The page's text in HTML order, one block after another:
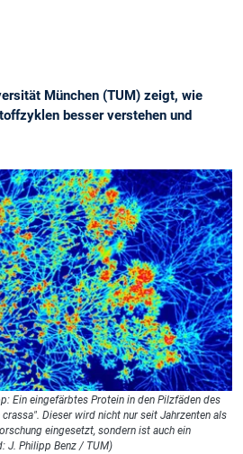
München (TUM) zeigt, wie
besser verstehen und
Ein eingefärbtes Protein in den Pilzfäden des
Dieser wird nicht nur seit Jahrzenten als
eingesetzt, sondern ist auch ein
J. Philipp Benz / TUM)